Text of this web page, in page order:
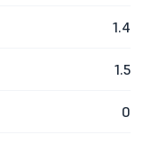
1.4
1.5
0